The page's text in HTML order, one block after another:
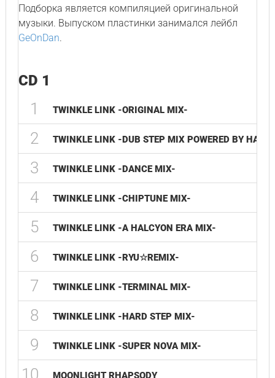
Подборка является компиляцией оригинальной
музыки. Выпуском пластинки занимался лейбл
GeOnDan.
CD 1
1 TWINKLE LINK -ORIGINAL MIX-
2 TWINKLE LINK -DUB STEP MIX POWERED BY
3 TWINKLE LINK -DANCE MIX-
4 TWINKLE LINK -CHIPTUNE MIX-
5 TWINKLE LINK -A HALCYON ERA MIX-
6 TWINKLE LINK -RYU☆REMIX-
7 TWINKLE LINK -TERMINAL MIX-
8 TWINKLE LINK -HARD STEP MIX-
9 TWINKLE LINK -SUPER NOVA MIX-
10 MOONLIGHT RHAPSODY